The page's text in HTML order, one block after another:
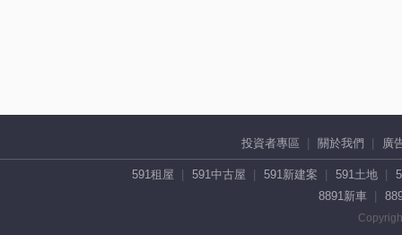
投資者專區 關於我們 廣
591租屋 591中古屋 591新建案 591土地
8891新車